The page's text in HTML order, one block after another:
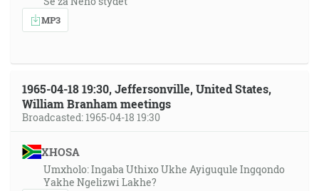
MP3
1965-04-18 19:30, Jeffersonville, United States,
William Branham meetings
Broadcasted: 1965-04-18 19:30
XHOSA
Umxholo: Ingaba Uthixo Ukhe Ayiguqule Ingqondo
Yakhe Ngelizwi Lakhe?